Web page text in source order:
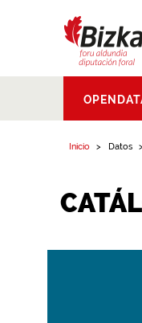
Aldundia.
Foral de
Inicio Datos